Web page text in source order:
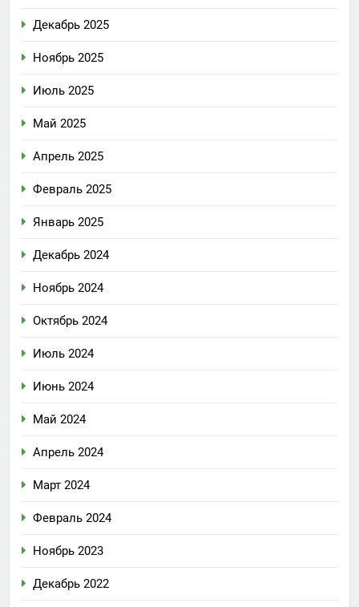
Декабрь 2025
Ноябрь 2025
Июль 2025
Май 2025
Апрель 2025
Февраль 2025
Январь 2025
Декабрь 2024
Ноябрь 2024
Октябрь 2024
Июль 2024
Июнь 2024
Май 2024
Апрель 2024
Март 2024
Февраль 2024
Ноябрь 2023
Декабрь 2022